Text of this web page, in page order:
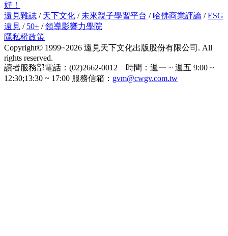
好！
遠見雜誌 / 天下文化 / 未來親子學習平台 / 哈佛商業評論 /ESG
遠見 / 50+ /領導影響力學院
隱私權政策
Copyright© 1999~2026 遠見天下文化出版股份有限公司. All
rights reserved.
讀者服務部電話：(02)2662-0012 時間：週一 ~ 週五 9:00 ~
12:30;13:30 ~ 17:00 服務信箱： gvm@cwgv.com.tw